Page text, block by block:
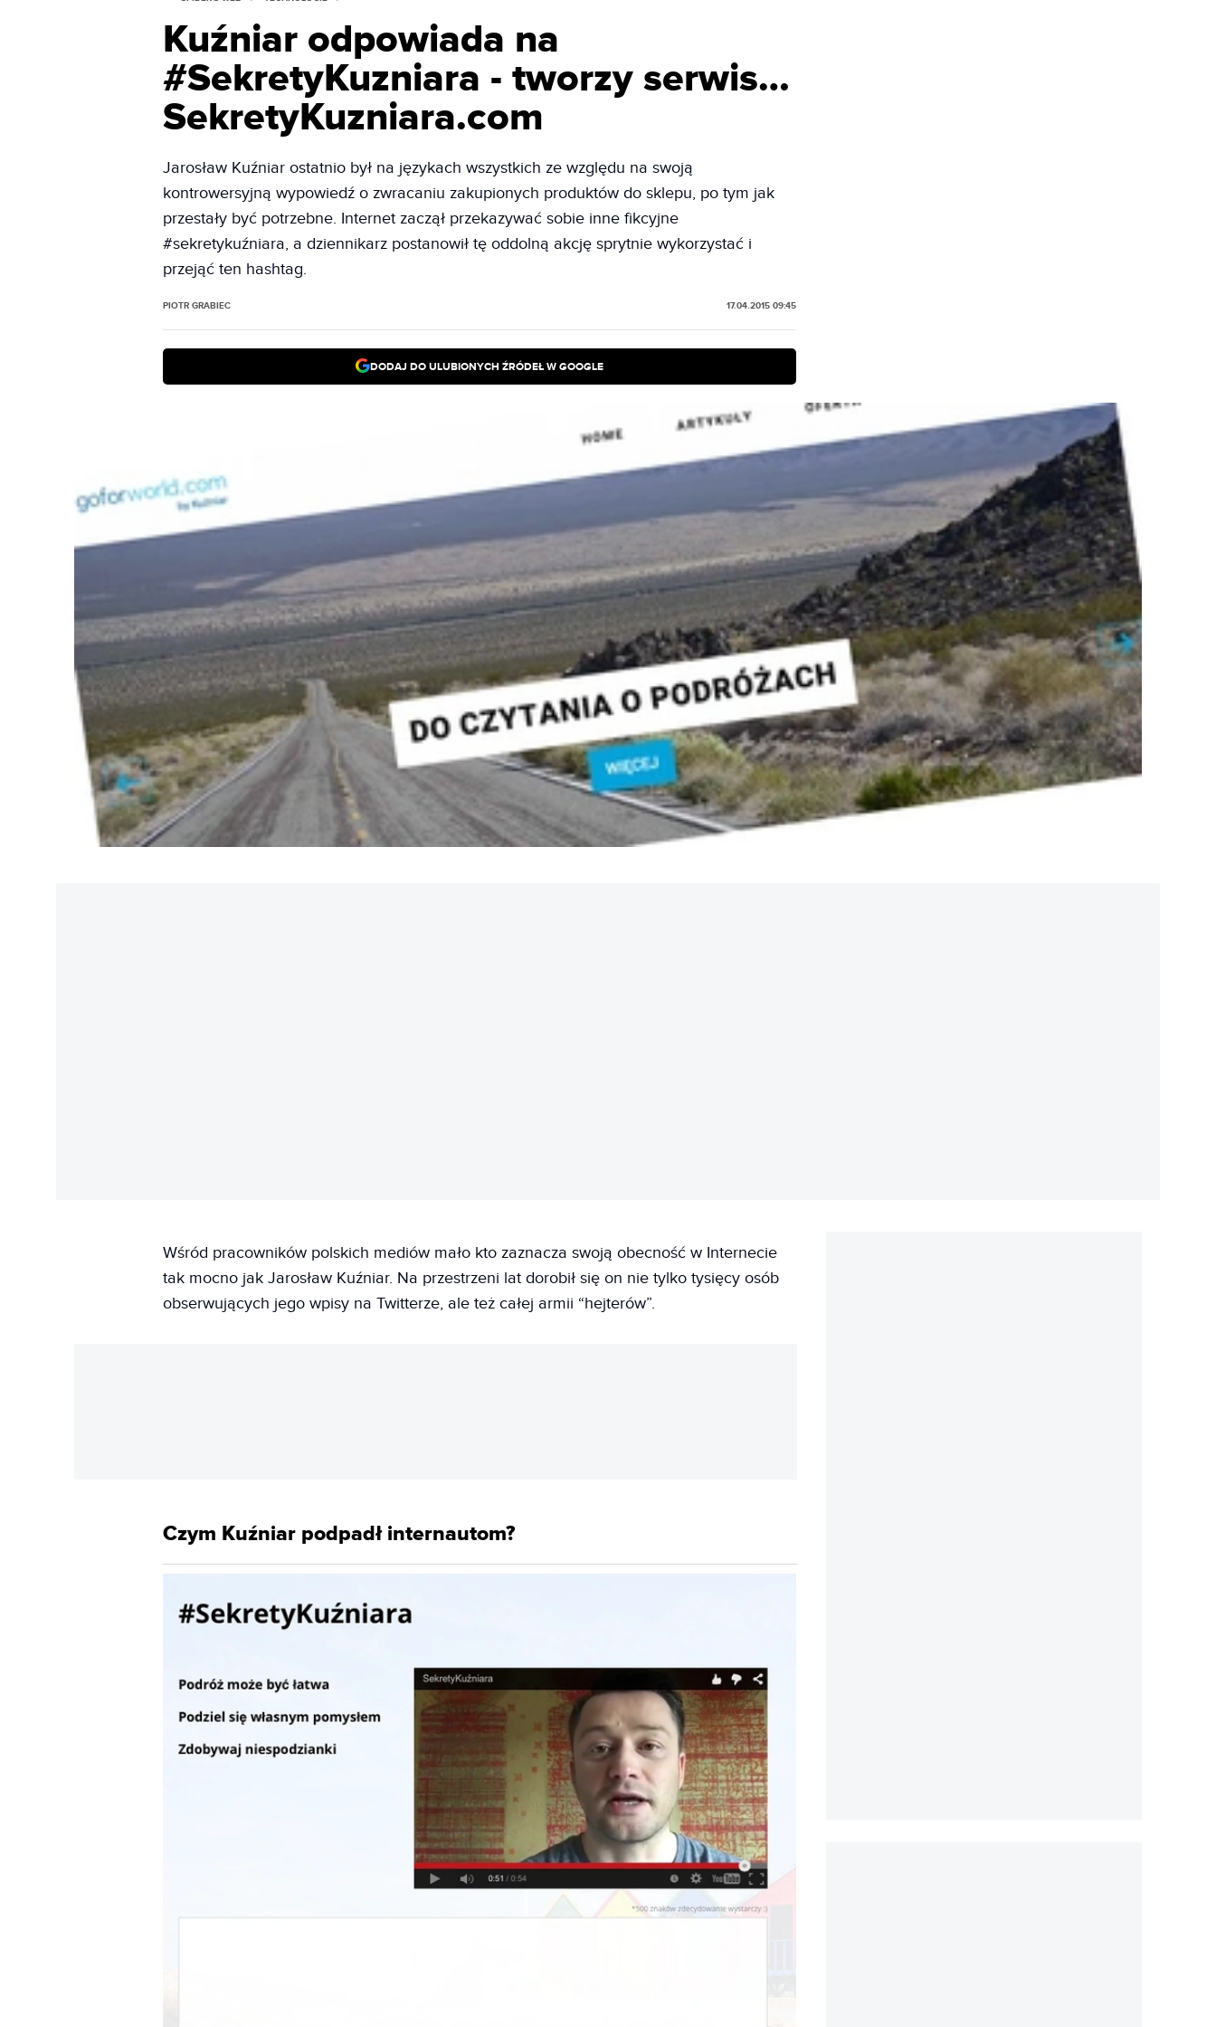
Kuźniar odpowiada na
#SekretyKuzniara - tworzy serwis…
SekretyKuzniara.com
Jarosław Kuźniar ostatnio był na językach wszystkich ze względu na swoją
kontrowersyjną wypowiedź o zwracaniu zakupionych produktów do sklepu, po tym jak
przestały być potrzebne. Internet zaczął przekazywać sobie inne fikcyjne
#sekretykuźniara, a dziennikarz postanowił tę oddolną akcję sprytnie wykorzystać i
przejąć ten hashtag.
PIOTR GRABIEC 17.04.2015 09:45
DODAJ DO ULUBIONYCH ŹRÓDEŁ W GOOGLE
Wśród pracowników polskich mediów mało kto zaznacza swoją obecność w Internecie
tak mocno jak Jarosław Kuźniar. Na przestrzeni lat dorobił się on nie tylko tysięcy osób
obserwujących jego wpisy na Twitterze, ale też całej armii “hejterów”.
Czym Kuźniar podpadł internautom?